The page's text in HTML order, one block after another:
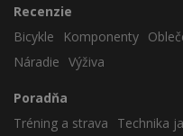
Recenzie
Bicykle
Komponenty
Náradie Výživa
Poradňa
Tréning a strava
Technika